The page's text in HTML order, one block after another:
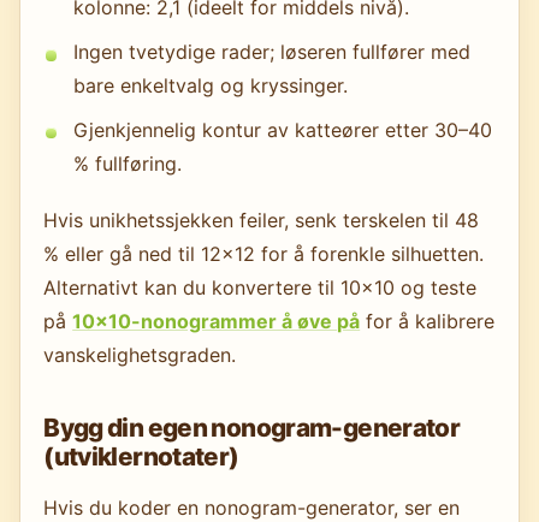
kolonne: 2,1 (ideelt for middels nivå).
Ingen tvetydige rader; løseren fullfører med
bare enkeltvalg og kryssinger.
Gjenkjennelig kontur av katteører etter 30–40
% fullføring.
Hvis unikhetssjekken feiler, senk terskelen til 48
% eller gå ned til 12×12 for å forenkle silhuetten.
Alternativt kan du konvertere til 10×10 og teste
på10×10-nonogrammer å øve på for å kalibrere
vanskelighetsgraden.
Bygg din egen nonogram-generator
(utviklernotater)
Hvis du koder en nonogram-generator, ser en